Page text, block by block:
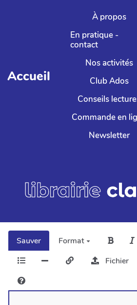
Aller au contenu principal
Accueil
À propos
En pratique -
contact
Nos activités
Club Ados
Conseils
Commande en
Newsletter
Sauver
Format
Fichier